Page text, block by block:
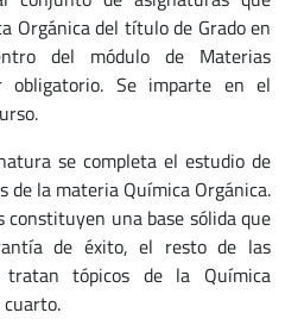
Orgánica del título de Grado en
del módulo de Materias
obligatorio. Se imparte en el
se completa el estudio de
de la materia Química Orgánica.
constituyen una base sólida que
de éxito, el resto de las
tratan tópicos de la Química